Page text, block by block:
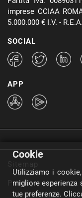
imprese CCIAA
5.000.000 € I.V. -
SOCIAL
APP
Privacy
Cookie
Utilizziamo i
migliore
tue preferenze.